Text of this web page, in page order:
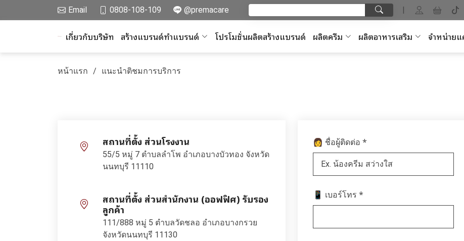
Email 0808-108-109 @premacare |
เกี่ยวกับบริษัท สร้างแบรนด์ทำแบรนด์ โปรโมชั่นผลิตสร้างแบรนด์ ผลิตครีม ผลิตอาหารเสริม จำหน่าย
หน้าแรก แนะนำติชมการบริการ
สถานที่ตั้ง ส่วนโรงงาน
55/5 หมู่ 7 ตำบลลำโพ อำเภอบางบัวทอง จังหวัด
นนทบุรี 11110
สถานที่ตั้ง ส่วนสำนักงาน (ออฟฟิศ) รับรอง
ลูกค้า
111/888 หมู่ 5 ตำบลวัดชลอ อำเภอบางกรวย
จังหวัดนนทบุรี 11130
👩 ชื่อผู้ติดต่อ *
📱 เบอร์โทร *